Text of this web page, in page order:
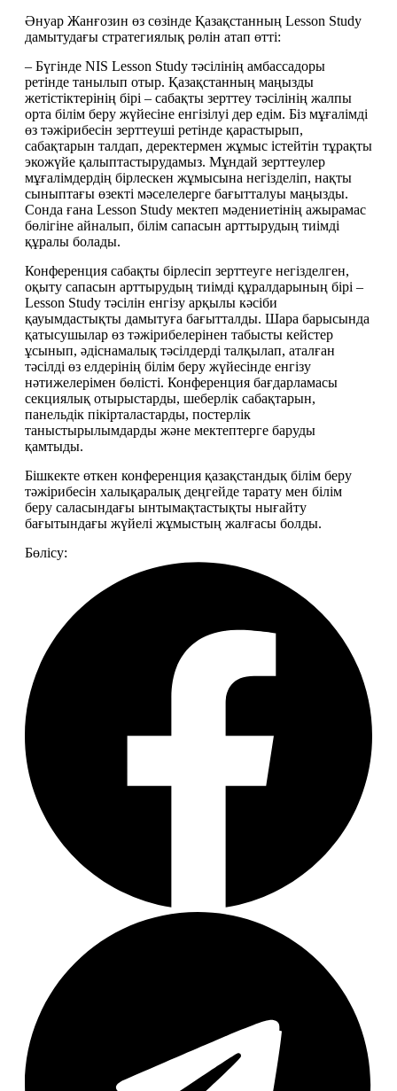
Әнуар Жанғозин өз сөзінде Қазақстанның Lesson Study
дамытудағы стратегиялық рөлін атап өтті:
– Бүгінде NIS Lesson Study тәсілінің амбассадоры
ретінде танылып отыр. Қазақстанның маңызды
жетістіктерінің бірі – сабақты зерттеу тәсілінің жалпы
орта білім беру жүйесіне енгізілуі дер едім. Біз мұғалімді
өз тәжірибесін зерттеуші ретінде қарастырып,
сабақтарын талдап, деректермен жұмыс істейтін тұрақты
экожүйе қалыптастырудамыз. Мұндай зерттеулер
мұғалімдердің бірлескен жұмысына негізделіп, нақты
сыныптағы өзекті мәселелерге бағытталуы маңызды.
Сонда ғана Lesson Study мектеп мәдениетінің ажырамас
бөлігіне айналып, білім сапасын арттырудың тиімді
құралы болады.
Конференция сабақты бірлесіп зерттеуге негізделген,
оқыту сапасын арттырудың тиімді құралдарының бірі –
Lesson Study тәсілін енгізу арқылы кәсіби
қауымдастықты дамытуға бағытталды. Шара барысында
қатысушылар өз тәжірибелерінен табысты кейстер
ұсынып, әдіснамалық тәсілдерді талқылап, аталған
тәсілді өз елдерінің білім беру жүйесінде енгізу
нәтижелерімен бөлісті. Конференция бағдарламасы
секциялық отырыстарды, шеберлік сабақтарын,
панельдік пікірталастарды, постерлік
таныстырылымдарды және мектептерге баруды
қамтыды.
Бішкекте өткен конференция қазақстандық білім беру
тәжірибесін халықаралық деңгейде тарату мен білім
беру саласындағы ынтымақтастықты нығайту
бағытындағы жүйелі жұмыстың жалғасы болды.
Бөлісу: